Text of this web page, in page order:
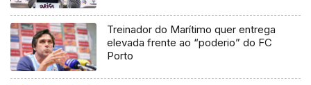
Treinador do Marítimo quer entrega
elevada frente ao “poderio” do FC
Porto